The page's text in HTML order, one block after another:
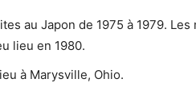
au Japon de 1975 à 1979.
lieu en 1980.
à Marysville, Ohio.